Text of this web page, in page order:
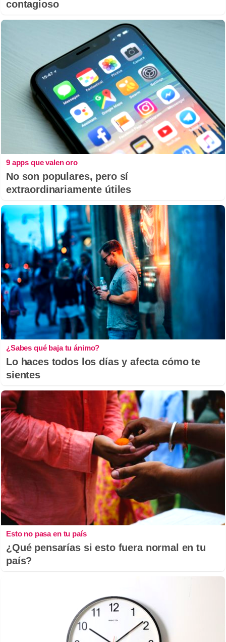
contagioso
9 apps que valen oro
No son populares, pero sí
extraordinariamente útiles
¿Sabes qué baja tu ánimo?
Lo haces todos los días y afecta cómo te
sientes
Esto no pasa en tu país
¿Qué pensarías si esto fuera normal en tu
país?